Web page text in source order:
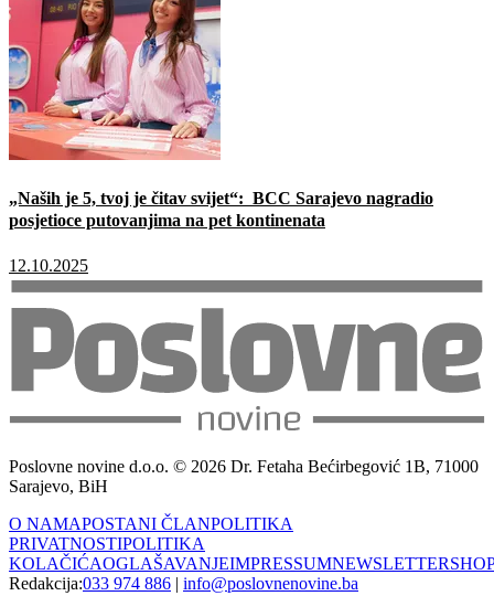
„Naših je 5, tvoj je čitav svijet“: BCC Sarajevo nagradio
posjetioce putovanjima na pet kontinenata
12.10.2025
Poslovne novine d.o.o. © 2026 Dr. Fetaha Bećirbegović 1B, 71000
Sarajevo, BiH
O NAMAPOSTANI ČLANPOLITIKA
PRIVATNOSTIPOLITIKA
KOLAČIĆAOGLAŠAVANJEIMPRESSUMNEWSLETTER
Redakcija:033 974 886 | info@poslovnenovine.ba